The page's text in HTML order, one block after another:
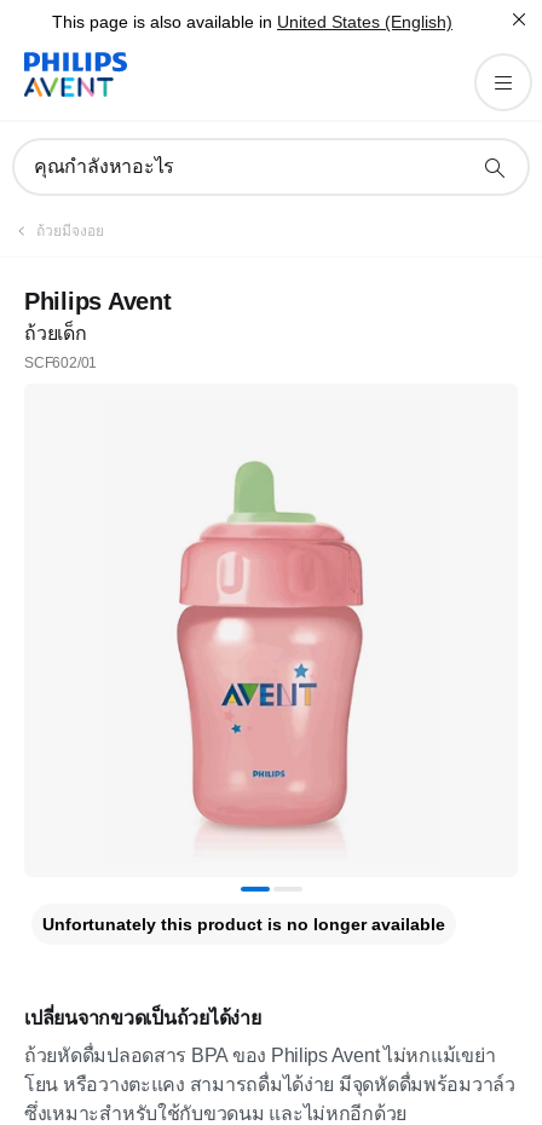
This page is also available in United States (English)
คุณกำลังหาอะไร
ถ้วยมีจงอย
Philips Avent
ถ้วยเด็ก
SCF602/01
เปลี่ยนจากขวดเป็นถ้วยได้ง่าย
ถ้วยหัดดื่มปลอดสาร BPA ของ Philips Avent ไม่หกแม้เขย่า
โยน หรือวางตะแคง สามารถดื่มได้ง่าย มีจุดหัดดื่มพร้อมวาล์ว
ซึ่งเหมาะสำหรับใช้กับขวดนม และไม่หกอีกด้วย
Unfortunately this product is no longer available